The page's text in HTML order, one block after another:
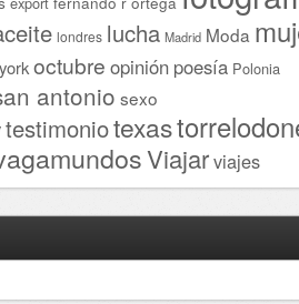
londres lucha Madrid Moda
octubre opinión poesía Polonia
antonio sexo
testimoniotexas
Viajarviajes